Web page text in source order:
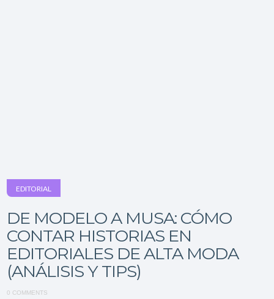
EDITORIAL
DE MODELO A MUSA: CÓMO
CONTAR HISTORIAS EN
EDITORIALES DE ALTA MODA
(ANÁLISIS Y TIPS)
0 COMMENTS